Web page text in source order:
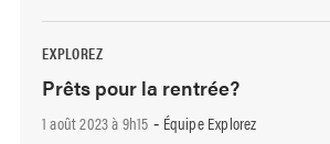
EXPLOREZ
Prêts pour la rentrée?
1 août 2023 à 9h15 - Équipe Explorez